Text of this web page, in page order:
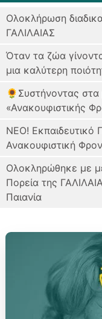
Ολοκλήρωση
ΓΑΛΙΛΑΙΑΣ
Όταν τα ζώα
μια καλύτερη
🌻Συστήνοντας στα
«Ανακουφιστικής
ΝΕΟ! Εκπαιδευτικό
Ανακουφιστική
Oλοκληρώθηκε με
Πορεία της
Παιανία